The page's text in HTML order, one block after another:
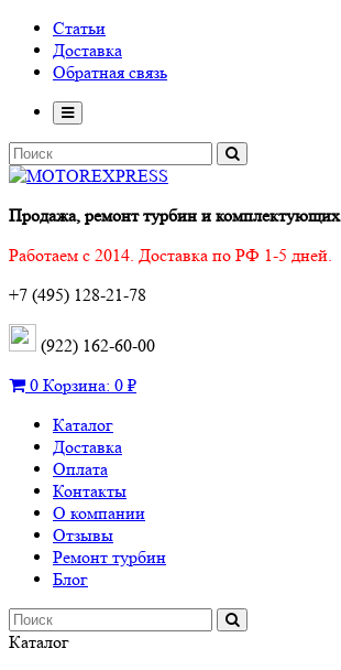
Статьи
Доставка
Обратная связь
Продажа, ремонт турбин и комплектующих
Работаем с 2014. Доставка по РФ 1-5 дней.
+7 (495) 128-21-78
(922) 162-60-00
0 Корзина: 0 ₽
Каталог
Доставка
Оплата
Контакты
О компании
Отзывы
Ремонт турбин
Блог
Каталог